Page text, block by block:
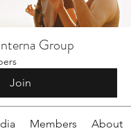
Group
Join
Members About